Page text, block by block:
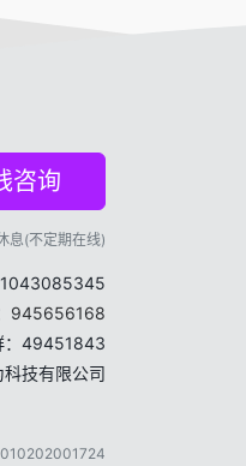
咨询
息(不定期在线)
1043085345
945656168
：49451843
技有限公司